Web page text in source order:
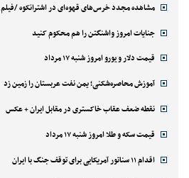
مشاهده مجدد خرس‌های قهوه‌ای در اشترانکوه /فیلم
جنایات امروز واشنگتن را هم محکوم کنید
قیمت دلار و یورو امروز شنبه ۱۷ مرداد
آموزش محاصره‌شکنی؛ یمن نفت عربستان را زمین زد
نقطه ضعف عقاب خاکستری در مقابل ایران + عکس
قیمت سکه و طلا امروز شنبه ۱۷ مرداد
اقدام ۱۱ سناتور آمریکایی برای توقف جنگ با ایران